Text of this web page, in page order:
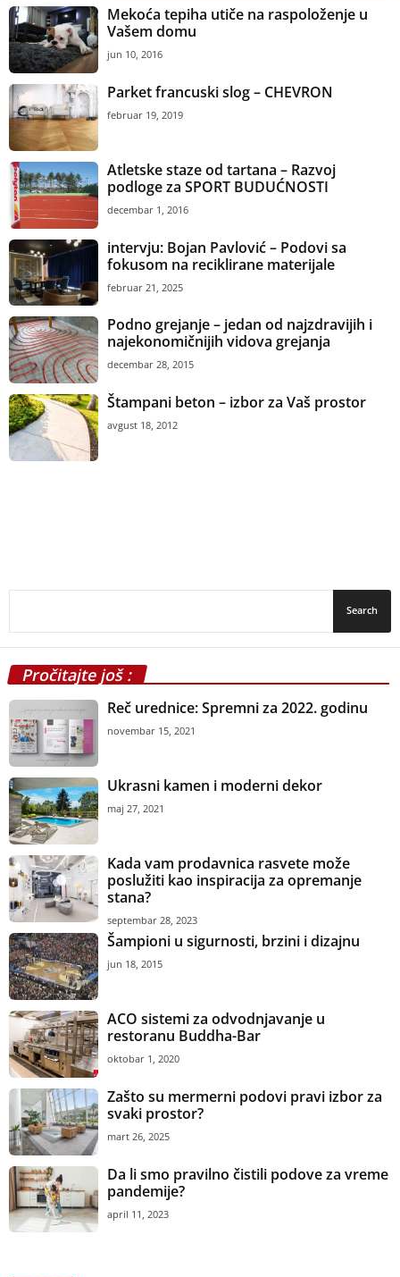
Mekoća tepiha utiče na raspoloženje u
Vašem domu
jun 10, 2016
Parket francuski slog – CHEVRON
februar 19, 2019
Atletske staze od tartana – Razvoj
podloge za SPORT BUDUĆNOSTI
decembar 1, 2016
intervju: Bojan Pavlović – Podovi sa
fokusom na reciklirane materijale
februar 21, 2025
Podno grejanje – jedan od najzdravijih i
najekonomičnijih vidova grejanja
decembar 28, 2015
Štampani beton – izbor za Vaš prostor
avgust 18, 2012
Pročitajte još :
Reč urednice: Spremni za 2022. godinu
novembar 15, 2021
Ukrasni kamen i moderni dekor
maj 27, 2021
Kada vam prodavnica rasvete može
poslužiti kao inspiracija za opremanje
stana?
septembar 28, 2023
Šampioni u sigurnosti, brzini i dizajnu
jun 18, 2015
ACO sistemi za odvodnjavanje u
restoranu Buddha-Bar
oktobar 1, 2020
Zašto su mermerni podovi pravi izbor za
svaki prostor?
mart 26, 2025
Da li smo pravilno čistili podove za vreme
pandemije?
april 11, 2023